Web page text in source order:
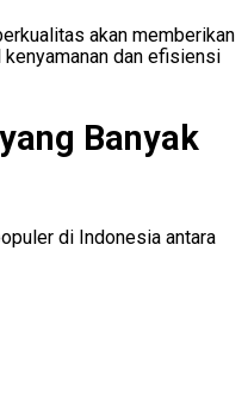
akan memberikan
kenyamanan dan efisiensi
Banyak
di Indonesia antara